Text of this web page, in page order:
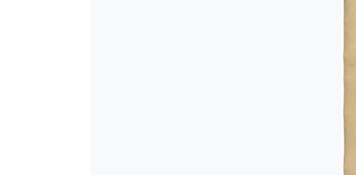
[Φάκελος] GR-As-MTH-003-
[Φάκελος] GR-As-MTH-003-
[Φάκελος] GR-As-MTH-003-
[Φάκελος] GR-As-MTH-003-
[Φάκελος] GR-As-MTH-003-
[Φάκελος] GR-As-MTH-003-
[Φάκελος] GR-As-MTH-003-
[Φάκελος] GR-As-MTH-003-
[Φάκελος] GR-As-MTH-003-